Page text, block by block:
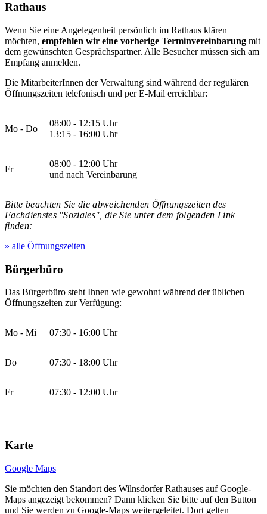
Rathaus
Wenn Sie eine Angelegenheit persönlich im Rathaus klären
möchten, empfehlen wir eine vorherige Terminvereinbarung mit
dem gewünschten Gesprächspartner. Alle Besucher müssen sich am
Empfang anmelden.
Die MitarbeiterInnen der Verwaltung sind während der regulären
Öffnungszeiten telefonisch und per E-Mail erreichbar:
Mo - Do
08:00 - 12:15 Uhr
13:15 - 16:00 Uhr
Fr
08:00 - 12:00 Uhr
und nach Vereinbarung
Bitte beachten Sie die abweichenden Öffnungszeiten des
Fachdienstes "Soziales", die Sie unter dem folgenden Link
finden:
» alle Öffnungszeiten
Bürgerbüro
Das Bürgerbüro steht Ihnen wie gewohnt während der üblichen
Öffnungszeiten zur Verfügung:
Mo - Mi 07:30 - 16:00 Uhr
Do 07:30 - 18:00 Uhr
Fr 07:30 - 12:00 Uhr
Karte
Google Maps
Sie möchten den Standort des Wilnsdorfer Rathauses auf Google-
Maps angezeigt bekommen? Dann klicken Sie bitte auf den Button
und Sie werden zu Google-Maps weitergeleitet. Dort gelten